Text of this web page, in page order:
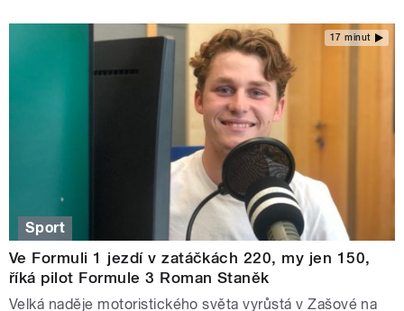
17 minut
Sport
Ve Formuli 1 jezdí v zatáčkách 220, my jen 150,
říká pilot Formule 3 Roman Staněk
Velká naděje motoristického světa vyrůstá v Zašové na